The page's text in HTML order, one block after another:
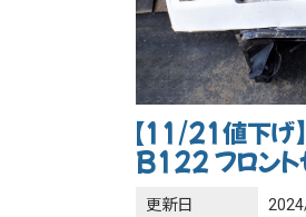
【11/21値下げ
B122 フロント
更新日